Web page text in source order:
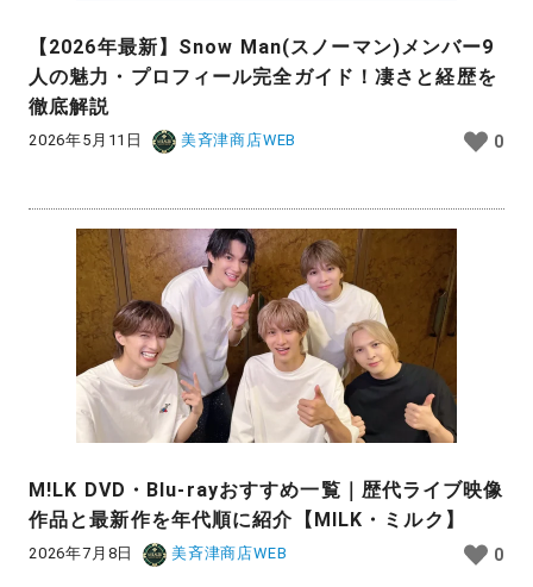
【2026年最新】Snow Man(スノーマン)メンバー9
人の魅力・プロフィール完全ガイド！凄さと経歴を
徹底解説
2026年5月11日 美斉津商店WEB 0
M!LK DVD・Blu-rayおすすめ一覧｜歴代ライブ映像
作品と最新作を年代順に紹介【MILK・ミルク】
2026年7月8日 美斉津商店WEB 0